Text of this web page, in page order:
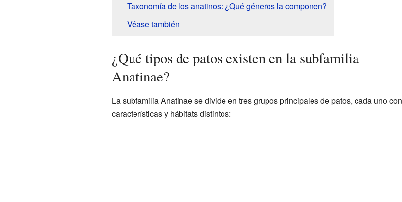
Taxonomía de los anatinos: ¿Qué géneros la componen?
Véase también
¿Qué tipos de patos existen en la subfamilia
Anatinae?
La subfamilia Anatinae se divide en tres grupos principales de patos, cada uno con
características y hábitats distintos: